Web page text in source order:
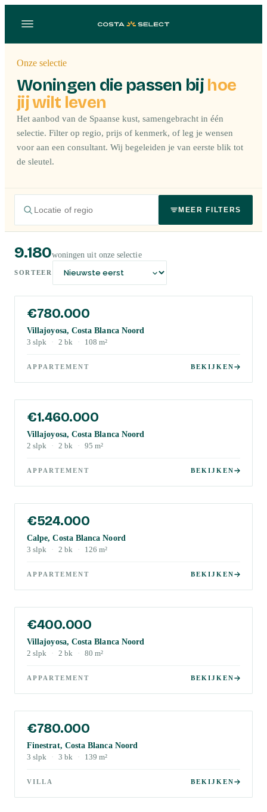
Onze selectie
Woningen die passen bij hoe
jij wilt leven
Het aanbod van de Spaanse kust, samengebracht in één
selectie. Filter op regio, prijs of kenmerk, of leg je wensen
voor aan een consultant. Wij begeleiden je van eerste blik tot
de sleutel.
MEER FILTERS
9.180woningen uit onze selectie
SORTEER
€780.000
Villajoyosa, Costa Blanca Noord
3 slpk · 2 bk · 108 m²
APPARTEMENT BEKIJKEN
€1.460.000
Villajoyosa, Costa Blanca Noord
2 slpk · 2 bk · 95 m²
APPARTEMENT BEKIJKEN
€524.000
Calpe, Costa Blanca Noord
3 slpk · 2 bk · 126 m²
APPARTEMENT BEKIJKEN
€400.000
Villajoyosa, Costa Blanca Noord
2 slpk · 2 bk · 80 m²
APPARTEMENT BEKIJKEN
€780.000
Finestrat, Costa Blanca Noord
3 slpk · 3 bk · 139 m²
VILLA BEKIJKEN